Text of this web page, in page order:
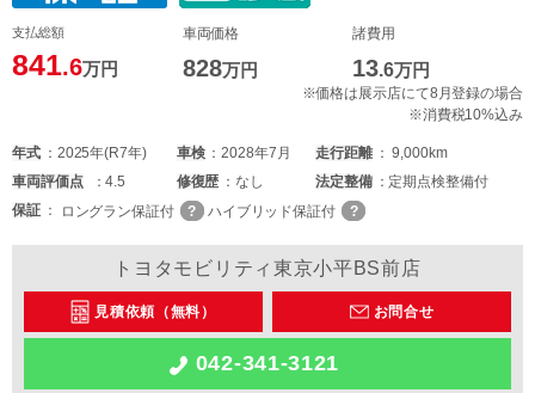
支払総額
841.6万円
車両価格
828万円
諸費用
13.6万円
※価格は展示店にて8月登録の場合
※消費税10%込み
年式 2025年(R7年) 車検 2028年7月 走行距離
9,000km
車両評価点 4.5 修復歴 なし 法定整備
定期点検整備付
保証
ロングラン保証付 ハイブリッド保証付
トヨタモビリティ東京小平BS前店
見積依頼（無料） お問合せ
042-341-3121